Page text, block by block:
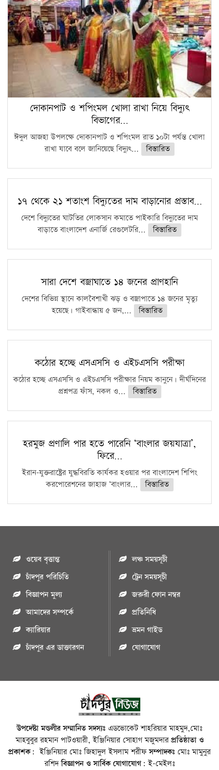
দোকানপাট ও শপিংমল খোলা রাখা নিয়ে বিদ্যুৎ
বিভাগের…
ঈদুল আজহা উপলক্ষে দোকানপাট ও শপিংমল রাত ১০টা পর্যন্ত খোলা
রাখা যাবে বলে জানিয়েছে বিদ্যুৎ...
বিস্তারিত
১৭ থেকে ২১ শতাংশ বিদ্যুতের দাম বাড়ানোর প্রস্তাব…
দেশে বিদ্যুতের ঘাটতির লোকসান কমাতে পাইকারি বিদ্যুতের দাম
বাড়াতে বাংলাদেশ এনার্জি রেগুলেটরি...
বিস্তারিত
সারা দেশে বজ্রাঘাতে ১৪ জনের প্রাণহানি
দেশের বিভিন্ন স্থানে কালবৈশাখী ঝড় ও বজ্রাপাতে ১৪ জনের মৃত্যু
হয়েছে। গাইবান্ধায় ৫ জন,...
বিস্তারিত
কঠোর হচ্ছে এসএসসি ও এইচএসসি পরীক্ষা
কঠোর হচ্ছে এসএসসি ও এইচএসসি পরীক্ষার নিয়ম কানুনে। দীর্ঘদিনের
প্রশ্নপত্র ফাঁস, নকল ও...
বিস্তারিত
হরমুজ প্রণালি পার হতে পারেনি ‘বাংলার জয়যাত্রা’,
ফিরে…
ইরান-যুক্তরাষ্ট্রের যুদ্ধবিরতি কার্যকর হওয়ার পর বাংলাদেশ শিপিং
করপোরেশনের জাহাজ ‘বাংলার...
বিস্তারিত
ওয়েব বৃত্তান্ত
চাঁদপুর পরিচিতি
বিজ্ঞাপন মুল্য
আমাদের সম্পর্কে
ক্যারিয়ার
চাঁদপুর এর ডাক্তারগন
লঞ্চ সময়সূচী
ট্রেন সময়সূচী
জরুরী ফোন নম্বর
প্রতিনিধি
ভ্রমন গাইড
যোগাযোগ
উপদেষ্টা মন্ডলীর সম্মানিত সদস্যঃ এডভোকেট শাহরিয়ার মাহমুদ,মোঃ
মাহবুবুর রহমান পাটওয়ারী, ইঞ্জিনিয়ার সোহাগ মজুমদারপ্রতিষ্ঠাতা ও
প্রকাশক: ইঞ্জিনিয়ার মোঃ জিহাদুল ইসলাম শরীফসম্পাদকঃ মোঃ মামুনুর
রশিদবিজ্ঞাপন ও সার্বিক যোগাযোগ: ই-মেইলঃ